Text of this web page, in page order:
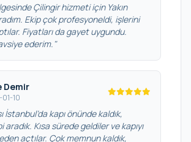
Çilingir hizmeti için Yakın
Ekip çok profesyoneldi, işlerini
Fiyatları da gayet uygundu.
ederim."
Demir
10
İstanbul’da kapı önünde kaldık,
aradık. Kısa sürede geldiler ve kapıyı
açtılar. Çok memnun kaldık,